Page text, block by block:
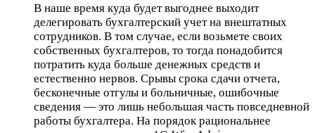
В наше время куда будет выгоднее выходит
делегировать бухгалтерский учет на внештатных
сотрудников. В том случае, если возьмете своих
собственных бухгалтеров, то тогда понадобится
потратить куда больше денежных средств и
естественно нервов. Срывы срока сдачи отчета,
бесконечные отгулы и больничные, ошибочные
сведения — это лишь небольшая часть повседневной
работы бухгалтера. На порядок рациональнее